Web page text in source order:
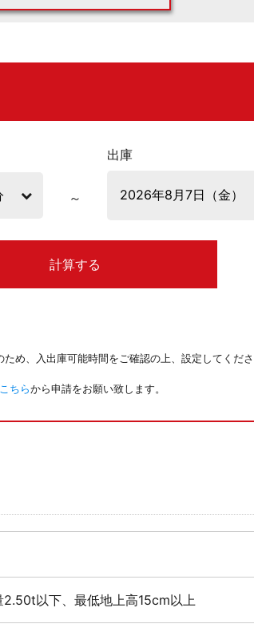
出庫
計算する
め、入出庫可能時間をご確認の上、設定してくだ
こちらから申請をお願い致します。
以下、最低地上高15cm以上